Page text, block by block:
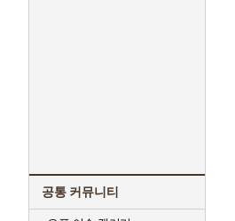
공통 커뮤니티